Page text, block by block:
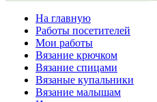
На главную
Работы посетителей
Мои работы
Вязание крючком
Вязание спицами
Вязаные купальники
Вязание малышам